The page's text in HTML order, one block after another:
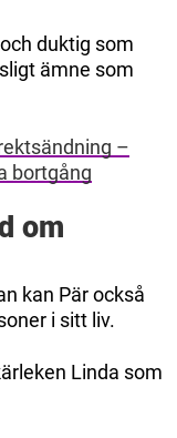
duktig som
ämne som
–
bortgång
om
kan Pär också
i sitt liv.
Linda som